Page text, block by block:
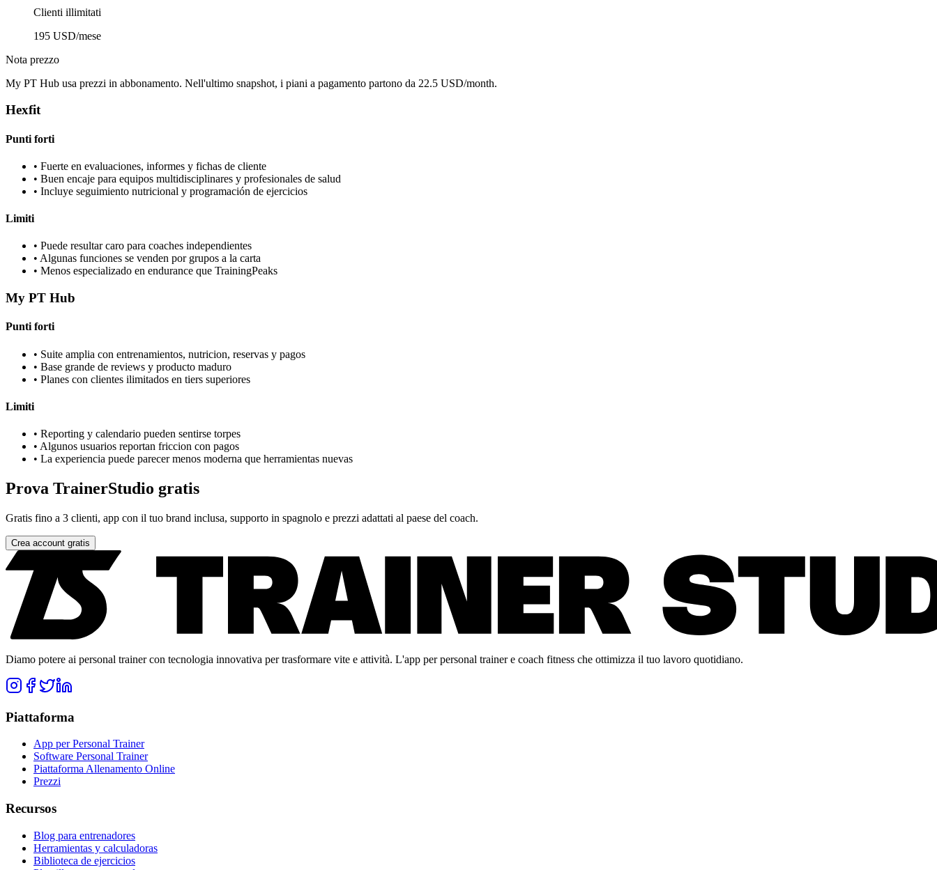
Clienti illimitati
195 USD/mese
Nota prezzo
My PT Hub usa prezzi in abbonamento. Nell'ultimo snapshot, i piani a pagamento partono da 22.5 USD/month.
Hexfit
Punti forti
• Fuerte en evaluaciones, informes y fichas de cliente
• Buen encaje para equipos multidisciplinares y profesionales de salud
• Incluye seguimiento nutricional y programación de ejercicios
Limiti
• Puede resultar caro para coaches independientes
• Algunas funciones se venden por grupos a la carta
• Menos especializado en endurance que TrainingPeaks
My PT Hub
Punti forti
• Suite amplia con entrenamientos, nutricion, reservas y pagos
• Base grande de reviews y producto maduro
• Planes con clientes ilimitados en tiers superiores
Limiti
• Reporting y calendario pueden sentirse torpes
• Algunos usuarios reportan friccion con pagos
• La experiencia puede parecer menos moderna que herramientas nuevas
Prova TrainerStudio gratis
Gratis fino a 3 clienti, app con il tuo brand inclusa, supporto in spagnolo e prezzi adattati al paese del coach.
Crea account gratis
Diamo potere ai personal trainer con tecnologia innovativa per trasformare vite e attività. L'app per personal trainer e coach fitness che ottimizza il tuo lavoro quotidiano.
Piattaforma
App per Personal Trainer
Software Personal Trainer
Piattaforma Allenamento Online
Prezzi
Recursos
Blog para entrenadores
Herramientas y calculadoras
Biblioteca de ejercicios